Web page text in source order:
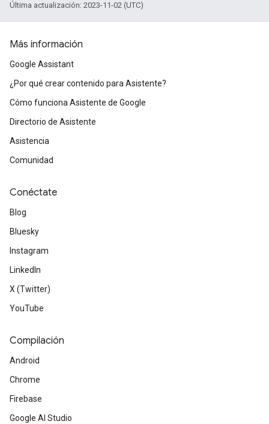
Última actualización: 2023-11-02 (UTC)
Más información
Google Assistant
¿Por qué crear contenido para Asistente?
Cómo funciona Asistente de Google
Directorio de Asistente
Asistencia
Comunidad
Conéctate
Blog
Bluesky
Instagram
LinkedIn
X (Twitter)
YouTube
Compilación
Android
Chrome
Firebase
Google AI Studio